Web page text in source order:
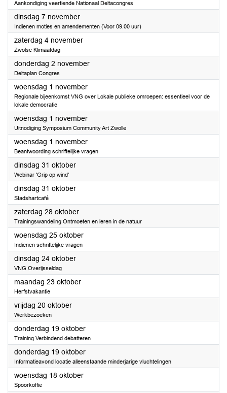
Aankondiging veertiende Nationaal Deltacongres
dinsdag 7 november2023
Indienen moties en amendementen (Voor 09.00 uur)
zaterdag 4 november2023
Zwolse Klimaatdag
donderdag 2 november2023
Deltaplan Congres
woensdag 1 november2023
Regionale bijeenkomst VNG over Lokale publieke omroepen: essentieel voor de
lokale democratie
woensdag 1 november2023
Uitnodiging Symposium Community Art Zwolle
woensdag 1 november2023
Beantwoording schriftelijke vragen
dinsdag 31 oktober2023
Webinar 'Grip op wind'
dinsdag 31 oktober2023
Stadshartcafé
zaterdag 28 oktober2023
Trainingswandeling Ontmoeten en leren in de natuur
woensdag 25 oktober2023
Indienen schriftelijke vragen
dinsdag 24 oktober2023
VNG Overijsseldag
maandag 23 oktober2023
Herfstvakantie
vrijdag 20 oktober2023
Werkbezoeken
donderdag 19 oktober2023
Training Verbindend debatteren
donderdag 19 oktober2023
Informatieavond locatie alleenstaande minderjarige vluchtelingen
woensdag 18 oktober2023
Spoorkoffie